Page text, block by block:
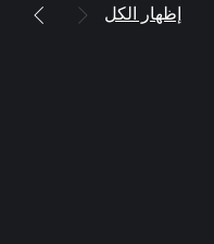
إظهار الكل